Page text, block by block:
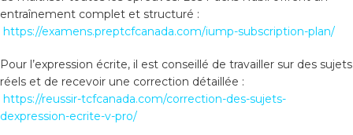
entraînement complet et structuré :
https://examens.preptcfcanada.com/iump-subscription-plan/
Pour l’expression écrite, il est conseillé de travailler sur des sujets
réels et de recevoir une correction détaillée :
https://reussir-tcfcanada.com/correction-des-sujets-
dexpression-ecrite-v-pro/